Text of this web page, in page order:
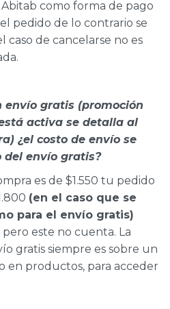
como forma de pago
pedido de lo contrario se
caso de cancelarse no es
envío gratis (promoción
activa se detalla al
¿el costo de envío se
envío gratis?
es de $1.550 tu pedido
(en el caso que se
para el envío gratis)
este no cuenta. La
gratis siempre es sobre un
en productos, para acceder